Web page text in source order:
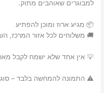
למבוגרים שאוהבים מתוק.
📦 מגיע ארוז ומוכן להפתיע
🚚 משלוחים לכל אזור המרכז,
💡 אין אחד שלא ישמח לקבל
⚠️ התמונה להמחשה בלבד –